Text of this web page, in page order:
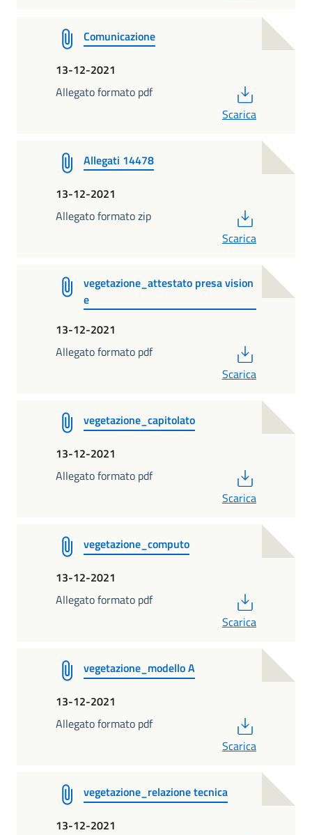
Comunicazione
13-12-2021
Allegato formato pdf
Scarica
Allegati 14478
13-12-2021
Allegato formato zip
Scarica
vegetazione_attestato presa vision
e
13-12-2021
Allegato formato pdf
Scarica
vegetazione_capitolato
13-12-2021
Allegato formato pdf
Scarica
vegetazione_computo
13-12-2021
Allegato formato pdf
Scarica
vegetazione_modello A
13-12-2021
Allegato formato pdf
Scarica
vegetazione_relazione tecnica
13-12-2021